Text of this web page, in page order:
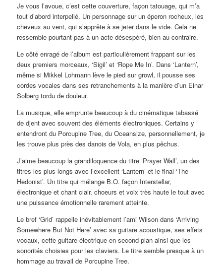
Je vous l’avoue, c’est cette couverture, façon tatouage, qui m’a
tout d’abord interpellé. Un personnage sur un éperon rocheux, les
cheveux au vent, qui s’apprête à se jeter dans le vide. Cela ne
ressemble pourtant pas à un acte désespéré, bien au contraire.
Le côté enragé de l’album est particulièrement frappant sur les
deux premiers morceaux, ‘Sigil’ et ‘Rope Me In’. Dans ‘Lantern’,
même si Mikkel Lohmann lève le pied sur growl, il pousse ses
cordes vocales dans ses retranchements à la manière d’un Einar
Solberg tordu de douleur.
La musique, elle emprunte beaucoup à du cinématique tabassé
de djent avec souvent des éléments électroniques. Certains y
entendront du Porcupine Tree, du Oceansize, personnellement, je
les trouve plus près des danois de Vola, en plus pêchus.
J’aime beaucoup la grandiloquence du titre ‘Prayer Wall’, un des
titres les plus longs avec l’excellent ‘Lantern’ et le final ‘The
Hedonist’. Un titre qui mélange B.O. façon Interstellar,
électronique et chant clair, choeurs et voix très haute le tout avec
une puissance émotionnelle rarement atteinte.
Le bref ‘Grid’ rappelle inévitablement l’ami Wilson dans ‘Arriving
Somewhere But Not Here’ avec sa guitare acoustique, ses effets
vocaux, cette guitare électrique en second plan ainsi que les
sonorités choisies pour les claviers. Le titre semble presque à un
hommage au travail de Porcupine Tree.